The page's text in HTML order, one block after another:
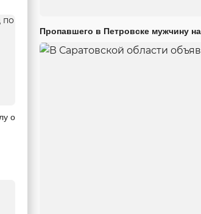
о
Пропавшего в Петровске мужчину